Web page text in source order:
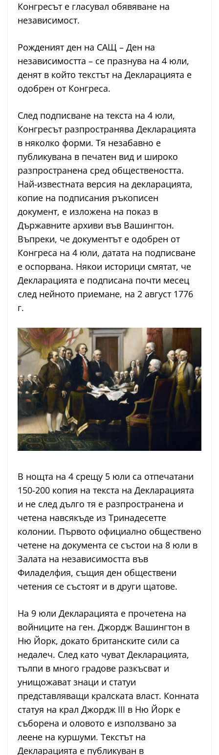
Конгресът е гласувал обявяване на
независимост.
Рожденият ден на САЩ – Ден на
независимостта – се празнува на 4 юли,
денят в който текстът на Декларацията е
одобрен от Конгреса.
След подписване на текста на 4 юли,
Конгресът разпространява Декларацията
в няколко форми. Тя незабавно е
публикувана в печатен вид и широко
разпространена сред обществеността.
Най-известната версия на декларацията,
копие на подписания ръкописен
документ, е изложена на показ в
Държавните архиви във Вашингтон.
Въпреки, че документът е одобрен от
Конгреса на 4 юли, датата на подписване
е оспорвана. Някои историци смятат, че
Декларацията е подписана почти месец
след нейното приемане, на 2 август 1776
г.
В нощта на 4 срещу 5 юли са отпечатани
150-200 копия на текста на Декларацията
и не след дълго тя е разпространена и
четена навсякъде из Тринадесетте
колонии. Първото официално обществено
четене на документа се състои на 8 юли в
Залата на независимостта във
Филаделфия, същия ден обществени
четения се състоят и в други щатове.
На 9 юли Декларацията е прочетена на
войниците на ген. Джордж Вашингтон в
Ню Йорк, докато британските сили са
недалеч. След като чуват Декларацията,
тълпи в много градове разкъсват и
унищожават знаци и статуи
представляващи кралската власт. Конната
статуя на крал Джордж III в Ню Йорк е
съборена и оловото е използвано за
леене на куршуми. Текстът на
Декларацията е публикуван в